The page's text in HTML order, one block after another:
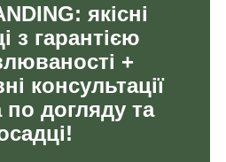
якісні
з гарантією
+
консультації
догляду та